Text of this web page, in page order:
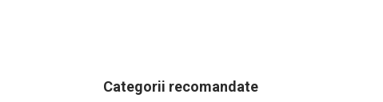
Categorii recomandate